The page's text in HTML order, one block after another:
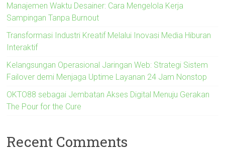
Manajemen Waktu Desainer: Cara Mengelola Kerja
Sampingan Tanpa Burnout
Transformasi Industri Kreatif Melalui Inovasi Media Hiburan
Interaktif
Kelangsungan Operasional Jaringan Web: Strategi Sistem
Failover demi Menjaga Uptime Layanan 24 Jam Nonstop
OKTO88 sebagai Jembatan Akses Digital Menuju Gerakan
The Pour for the Cure
Recent Comments